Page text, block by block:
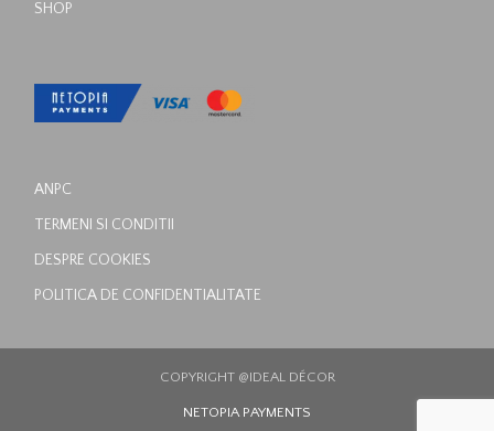
SHOP
ANPC
TERMENI SI CONDITII
DESPRE COOKIES
POLITICA DE CONFIDENTIALITATE
COPYRIGHT @IDEAL DÉCOR
NETOPIA PAYMENTS